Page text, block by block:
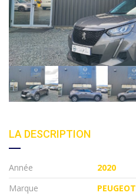
LA DESCRIPTION
Année
2020
Marque
PEUGEOT